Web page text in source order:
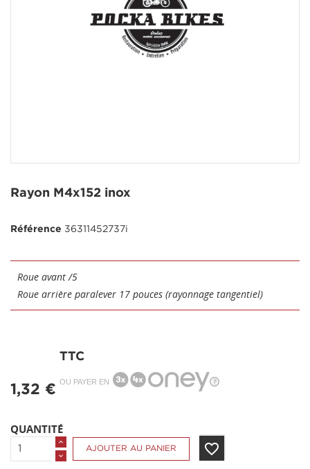
Rayon M4x152 inox
Référence 36311452737i
Roue avant /5
Roue arrière paralever 17 pouces (rayonnage tangentiel)
1,32 €
TTC
OU PAYER EN
QUANTITÉ
AJOUTER AU PANIER favorite_border